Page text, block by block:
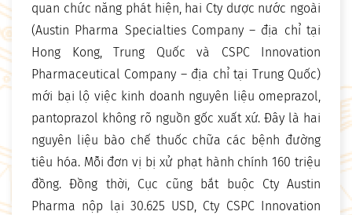
quan chức năng phát hiện, hai Cty dược nước ngoài
(Austin Pharma Specialties Company – địa chỉ tại
Hong Kong, Trung Quốc và CSPC Innovation
Pharmaceutical Company – địa chỉ tại Trung Quốc)
mới bại lộ việc kinh doanh nguyên liệu omeprazol,
pantoprazol không rõ nguồn gốc xuất xứ. Đây là hai
nguyên liệu bào chế thuốc chữa các bệnh đường
tiêu hóa. Mỗi đơn vị bị xử phạt hành chính 160 triệu
đồng. Đồng thời, Cục cũng bắt buộc Cty Austin
Pharma nộp lại 30.625 USD, Cty CSPC Innovation